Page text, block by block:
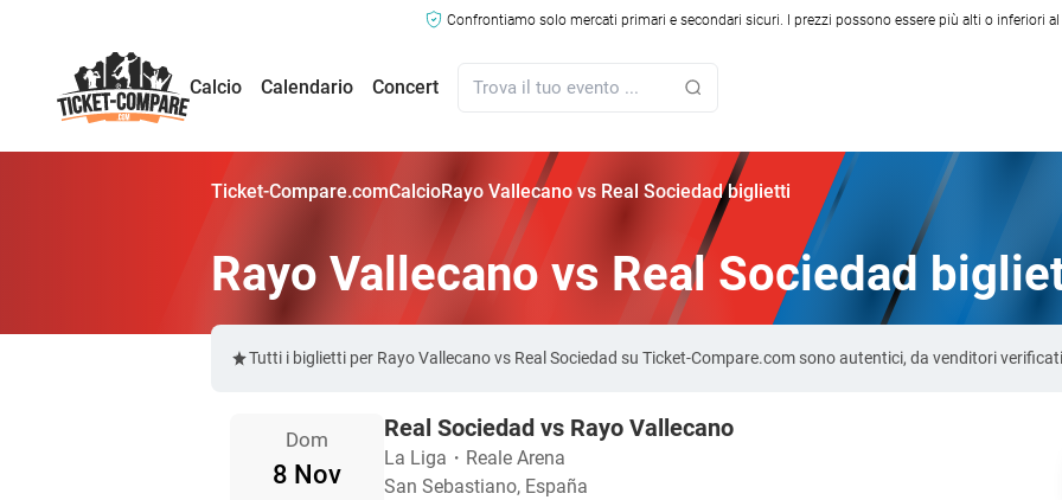
Confrontiamo solo mercati primari e secondari sicuri. I prezzi possono essere più alti o inferiori
Calcio Calendario Concert
Ticket-Compare.comCalcioRayo Vallecano vs Real Sociedad biglietti
Rayo Vallecano vs Real Sociedad
Tutti i biglietti per Rayo Vallecano vs Real Sociedad su Ticket-Compare.com sono autentici, da venditori
Dom
8 Nov
Real Sociedad vs Rayo Vallecano
La Liga ・ Reale Arena
San Sebastiano, España